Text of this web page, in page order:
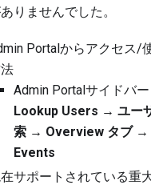
りませんでした。
Portalからアクセス/
Admin Portalサイドバー
Lookup Users → ユー
索 → Overview タブ →
Events
サポートされている重